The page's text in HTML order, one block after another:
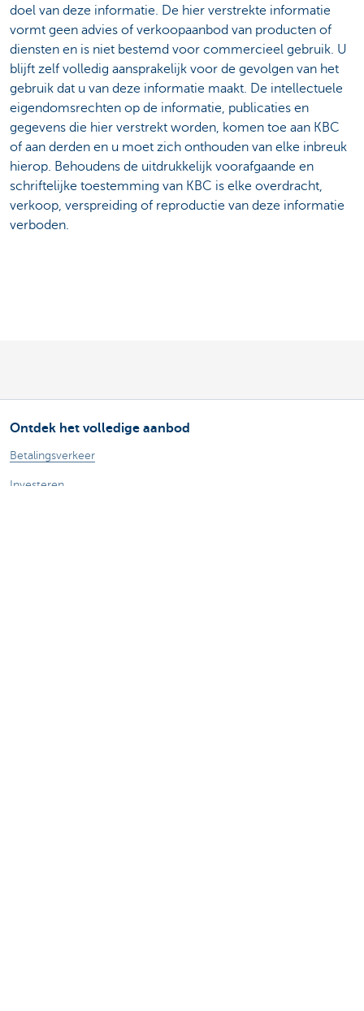
doel van deze informatie. De hier verstrekte informatie
vormt geen advies of verkoopaanbod van producten of
diensten en is niet bestemd voor commercieel gebruik. U
blijft zelf volledig aansprakelijk voor de gevolgen van het
gebruik dat u van deze informatie maakt. De intellectuele
eigendomsrechten op de informatie, publicaties en
gegevens die hier verstrekt worden, komen toe aan KBC
of aan derden en u moet zich onthouden van elke inbreuk
hierop. Behoudens de uitdrukkelijk voorafgaande en
schriftelijke toestemming van KBC is elke overdracht,
verkoop, verspreiding of reproductie van deze informatie
verboden.
Ontdek het volledige aanbod
Betalingsverkeer
Investeren